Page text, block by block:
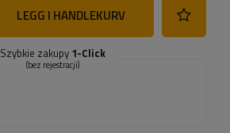
LEGG I HANDLEKURV
Szybkie zakupy 1-Click
(bez rejestracji)